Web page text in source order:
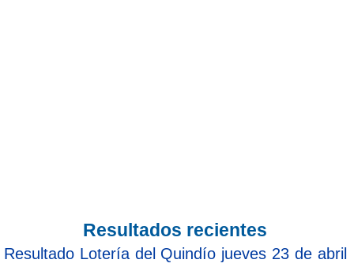
Resultados recientes
Resultado Lotería del Quindío jueves 23 de abril